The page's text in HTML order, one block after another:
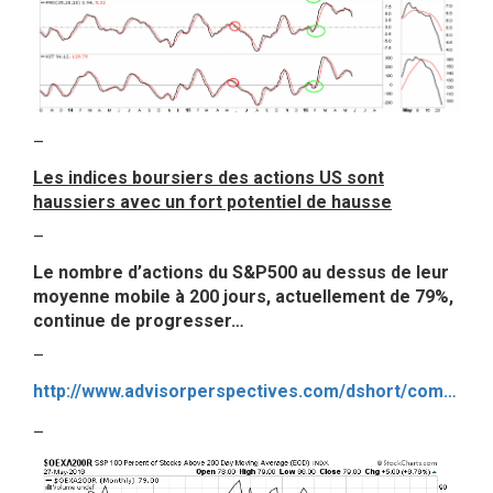
–
Les indices boursiers des actions US sont
haussiers avec un fort potentiel de hausse
–
Le nombre d’actions du S&P500 au dessus de leur
moyenne mobile à 200 jours, actuellement de 79%,
continue de progresser…
–
http://www.advisorperspectives.com/dshort/commentaries/Carlucci-Indicator-Update
–